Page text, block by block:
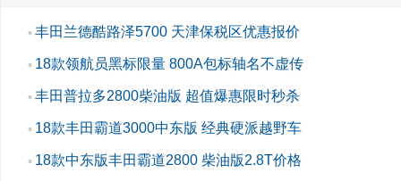
▪ 丰田兰德酷路泽5700 天津保税区优惠报价
▪ 18款领航员黑标限量 800A包标轴名不虚传
▪ 丰田普拉多2800柴油版 超值爆惠限时秒杀
▪ 18款丰田霸道3000中东版 经典硬派越野车
▪ 18款中东版丰田霸道2800 柴油版2.8T价格